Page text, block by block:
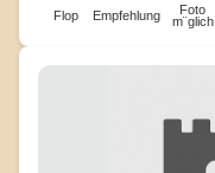
Flop Empfehlung
Foto
m¨glich